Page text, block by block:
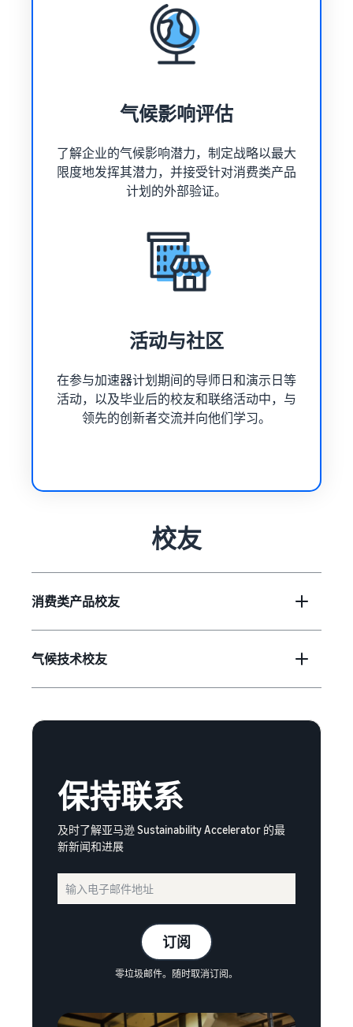
气候影响评估
了解企业的气候影响潜力，制定战略以最大
限度地发挥其潜力，并接受针对消费类产品
计划的外部验证。
活动与社区
在参与加速器计划期间的导师日和演示日等
活动，以及毕业后的校友和联络活动中，与
领先的创新者交流并向他们学习。
校友
消费类产品校友
气候技术校友
保持联系
及时了解亚马逊 Sustainability Accelerator 的最
新新闻和进展
订阅
零垃圾邮件。随时取消订阅。